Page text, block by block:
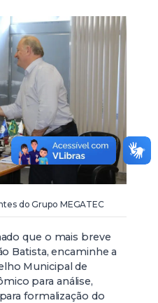
do Grupo MEGATEC
que o mais breve
Batista, encaminhe a
Municipal de
para análise,
formalização do